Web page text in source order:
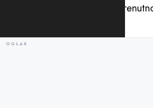
Kako je saopšteno, M.M. se